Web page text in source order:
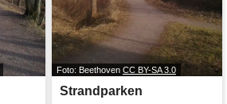
Foto: Beethoven CC BY-SA 3.0
Strandparken